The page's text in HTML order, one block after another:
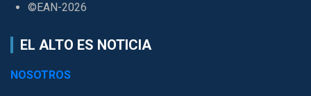
©EAN-2026
EL ALTO ES NOTICIA
NOSOTROS